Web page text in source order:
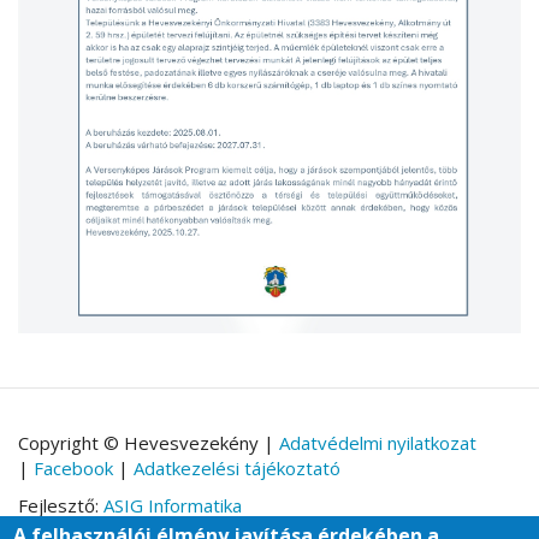
Copyright © Hevesvezekény | Adatvédelmi nyilatkozat
| Facebook | Adatkezelési tájékoztató
Fejlesztő: ASIG Informatika